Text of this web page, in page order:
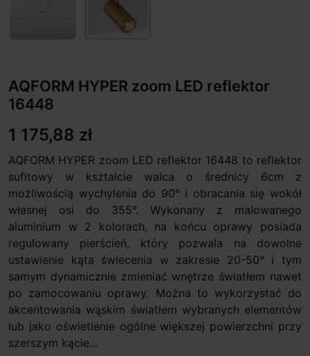
AQFORM HYPER zoom LED reflektor
16448
1 175,88 zł
AQFORM HYPER zoom LED reflektor 16448 to reflektor
sufitowy w kształcie walca o średnicy 6cm z
możliwością wychylenia do 90° i obracania się wokół
własnej osi do 355°. Wykonany z malowanego
aluminium w 2 kolorach, na końcu oprawy posiada
regulowany pierścień, który pozwala na dowolne
ustawienie kąta świecenia w zakresie 20-50° i tym
samym dynamicznie zmieniać wnętrze światłem nawet
po zamocowaniu oprawy. Można to wykorzystać do
akcentowania wąskim światłem wybranych elementów
lub jako oświetlenie ogólne większej powierzchni przy
szerszym kącie...